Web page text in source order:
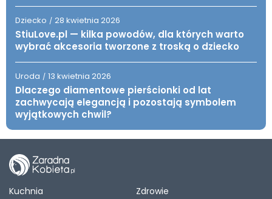
Dziecko / 28 kwietnia 2026
StiuLove.pl — kilka powodów, dla których warto
wybrać akcesoria tworzone z troską o dziecko
Uroda / 13 kwietnia 2026
Dlaczego diamentowe pierścionki od lat
zachwycają elegancją i pozostają symbolem
wyjątkowych chwil?
Kuchnia
Zdrowie